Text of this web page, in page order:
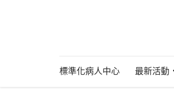
標準化病人中心 最新活動